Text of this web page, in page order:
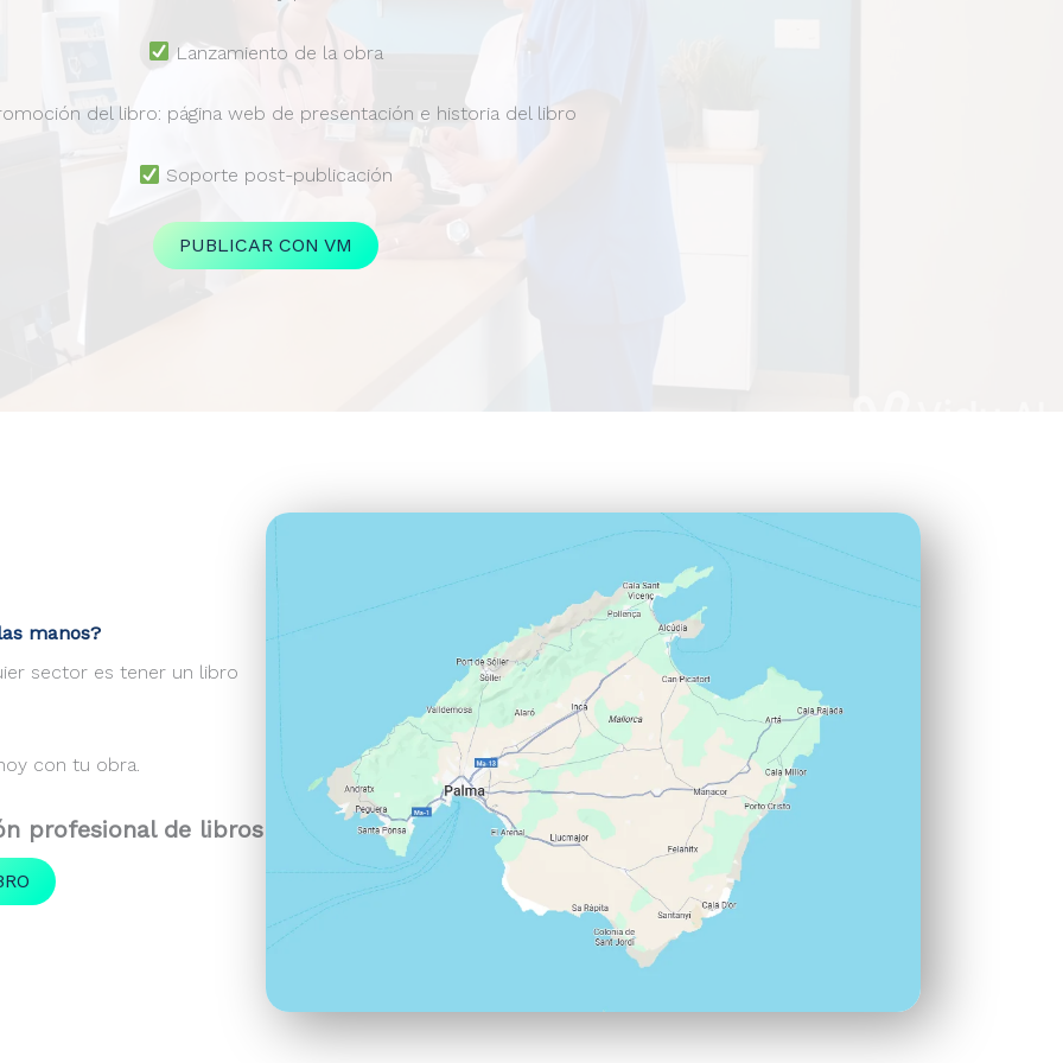
Lanzamiento de la obra
del libro: página web de presentación e historia del libro
Soporte post-publicación
PUBLICAR CON VM
manos?
sector es tener un libro
con tu obra.
profesional de libros